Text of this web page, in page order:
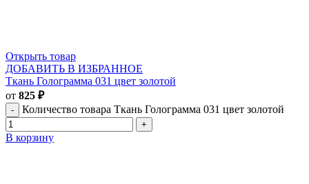
Открыть товар
ДОБАВИТЬ В ИЗБРАННОЕ
Ткань Голограмма 031 цвет золотой
от 825 ₽
Количество товара Ткань Голограмма 031 цвет золотой
В корзину